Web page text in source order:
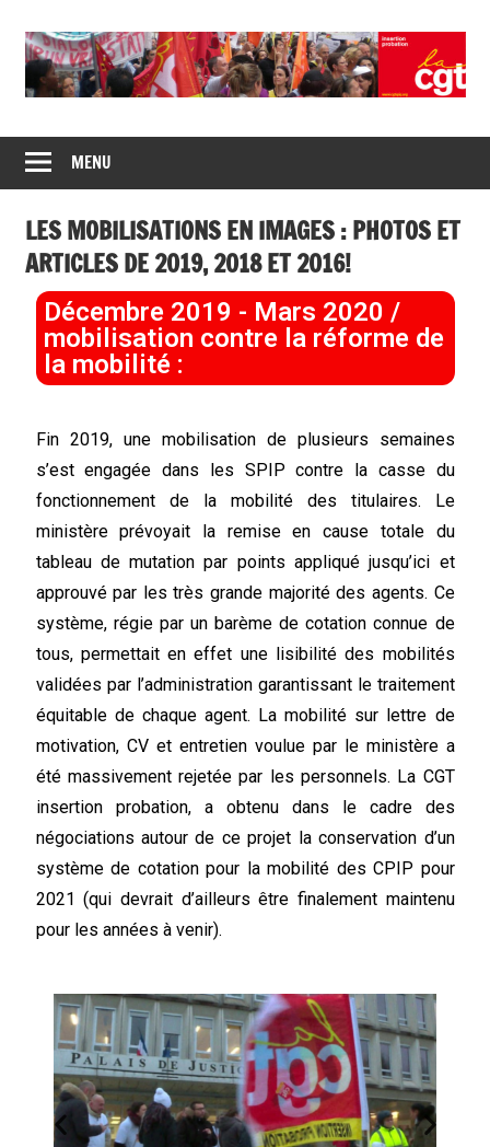
CGT
insertion
probation
de
syndicats
CGT
insertion
probation
MENU
LES MOBILISATIONS EN IMAGES : PHOTOS ET
ARTICLES DE 2019, 2018 ET 2016!
Décembre 2019 - Mars 2020 /
mobilisation contre la réforme de
la mobilité :
Fin 2019, une mobilisation de plusieurs semaines
s’est engagée dans les SPIP contre la casse du
fonctionnement de la mobilité des titulaires. Le
ministère prévoyait la remise en cause totale du
tableau de mutation par points appliqué jusqu’ici et
approuvé par les très grande majorité des agents. Ce
système, régie par un barème de cotation connue de
tous, permettait en effet une lisibilité des mobilités
validées par l’administration garantissant le traitement
équitable de chaque agent. La mobilité sur lettre de
motivation, CV et entretien voulue par le ministère a
été massivement rejetée par les personnels. La CGT
insertion probation, a obtenu dans le cadre des
négociations autour de ce projet la conservation d’un
système de cotation pour la mobilité des CPIP pour
2021 (qui devrait d’ailleurs être finalement maintenu
pour les années à venir).